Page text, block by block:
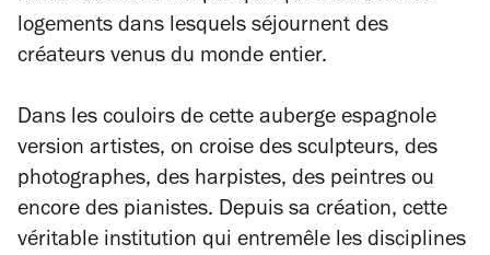
logements dans lesquels séjournent des
créateurs venus du monde entier.
Dans les couloirs de cette auberge espagnole
version artistes, on croise des sculpteurs, des
photographes, des harpistes, des peintres ou
encore des pianistes. Depuis sa création, cette
véritable institution qui entremêle les disciplines